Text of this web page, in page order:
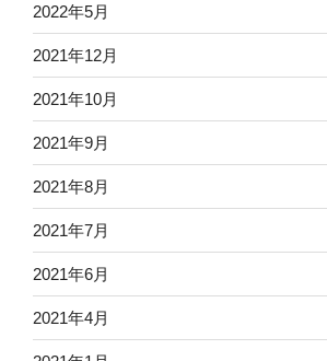
2022年5月
2021年12月
2021年10月
2021年9月
2021年8月
2021年7月
2021年6月
2021年4月